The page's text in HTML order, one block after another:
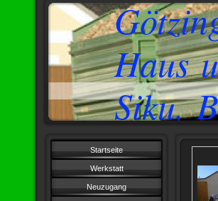
Haus
Siku,
Startseite
Werkstatt
Neuzugang